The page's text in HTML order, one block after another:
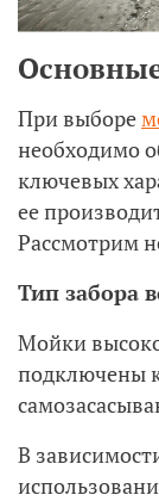
При выборе
необходимо
ключевых
ее
Рассмотрим
Тип забора
Мойки
подключены
В